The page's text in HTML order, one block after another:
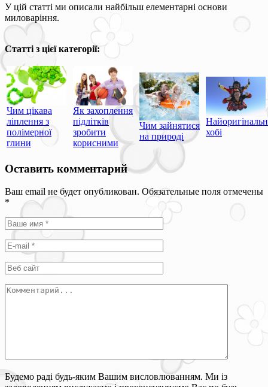
У цій статті ми описали найбільш елементарні основи
миловаріння.
Статті з цієї категорії:
Чим цікава
ліплення з
полімерної
глини
Як захоплення
підлітків
зробити
корисними
Чим зайнятися
на природі
хобі
Оставить комментарий
Ваш email не будет опубликован. Обязательные поля отмечены
*
Будемо раді будь-яким Вашим висловлюванням. Ми із